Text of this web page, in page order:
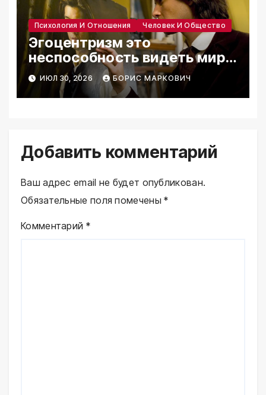
Психология И Отношения Человек И Общество
Эгоцентризм это
неспособность видеть мир
глазами другого
ИЮЛ 30, 2026 БОРИС МАРКОВИЧ
Добавить комментарий
Ваш адрес email не будет опубликован.
Обязательные поля помечены*
Комментарий *